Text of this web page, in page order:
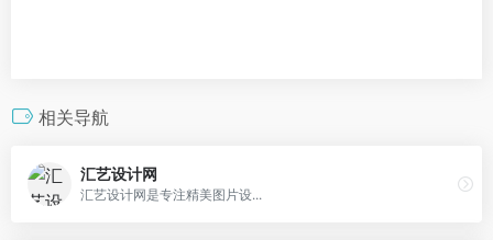
相关导航
汇艺设计网
汇艺设计网是专注精美图片设...